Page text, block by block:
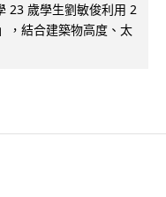
23 歲學生劉敏俊利用 2
，結合建築物高度、太